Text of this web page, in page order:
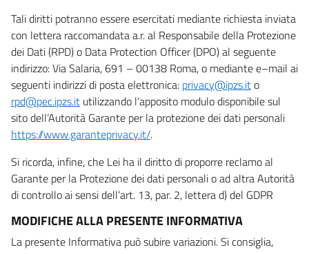
Tali diritti potranno essere esercitati mediante richiesta inviata
con lettera raccomandata a.r. al Responsabile della Protezione
dei Dati (RPD) o Data Protection Officer (DPO) al seguente
indirizzo: Via Salaria, 691 – 00138 Roma, o mediante e–mail ai
seguenti indirizzi di posta elettronica: privacy@ipzs.ito
rpd@pec.ipzs.it utilizzando l’apposito modulo disponibile sul
sito dell’Autorità Garante per la protezione dei dati personali
https://www.garanteprivacy.it/.
Si ricorda, infine, che Lei ha il diritto di proporre reclamo al
Garante per la Protezione dei dati personali o ad altra Autorità
di controllo ai sensi dell’art. 13, par. 2, lettera d) del GDPR
MODIFICHE ALLA PRESENTE INFORMATIVA
La presente Informativa può subire variazioni. Si consiglia,